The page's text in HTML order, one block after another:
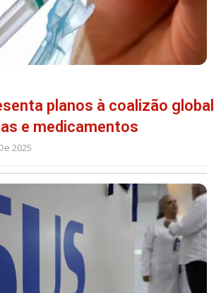
planos à coalizão global
e medicamentos
2025